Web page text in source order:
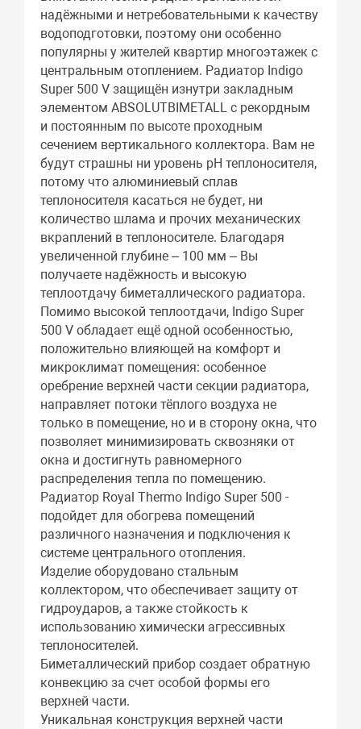
надёжными и нетребовательными к качеству
водоподготовки, поэтому они особенно
популярны у жителей квартир многоэтажек с
центральным отоплением. Радиатор Indigo
Super 500 V защищён изнутри закладным
элементом ABSOLUTBIMETALL с рекордным
и постоянным по высоте проходным
сечением вертикального коллектора. Вам не
будут страшны ни уровень pH теплоносителя,
потому что алюминиевый сплав
теплоносителя касаться не будет, ни
количество шлама и прочих механических
вкраплений в теплоносителе. Благодаря
увеличенной глубине – 100 мм – Вы
получаете надёжность и высокую
теплоотдачу биметаллического радиатора.
Помимо высокой теплоотдачи, Indigo Super
500 V обладает ещё одной особенностью,
положительно влияющей на комфорт и
микроклимат помещения: особенное
оребрение верхней части секции радиатора,
направляет потоки тёплого воздуха не
только в помещение, но и в сторону окна, что
позволяет минимизировать сквозняки от
окна и достигнуть равномерного
распределения тепла по помещению.
Радиатор Royal Thermo Indigo Super 500 -
подойдет для обогрева помещений
различного назначения и подключения к
системе центрального отопления.
Изделие оборудовано стальным
коллектором, что обеспечивает защиту от
гидроударов, а также стойкость к
использованию химически агрессивных
теплоносителей.
Биметаллический прибор создает обратную
конвекцию за счет особой формы его
верхней части.
Уникальная конструкция верхней части